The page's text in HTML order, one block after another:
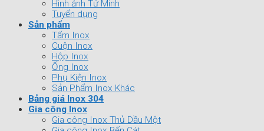
Hình ảnh Tứ Minh
Tuyển dụng
Sản phẩm
Tấm Inox
Cuộn Inox
Hộp Inox
Ống Inox
Phụ Kiện Inox
Sản Phẩm Inox Khác
Bảng giá Inox 304
Gia công Inox
Gia công Inox Thủ Dầu Một